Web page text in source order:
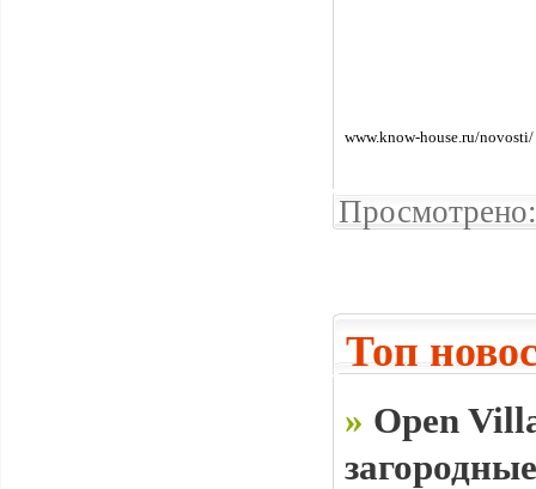
www.know-house.ru/novosti/
Топ
» Open